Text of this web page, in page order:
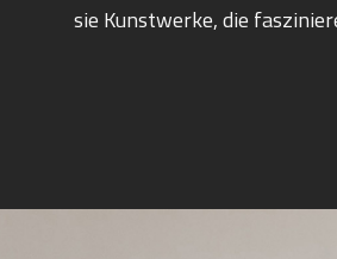
sie Kunstwerke, die